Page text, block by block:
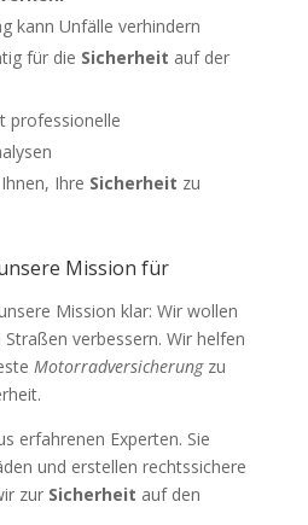
kann Unfälle verhindern
für die Sicherheit auf der
professionelle
Ihre Sicherheit zu
Mission für
Mission klar: Wir wollen
Straßen verbessern. Wir helfen
Motorradversicherungzu
erfahrenen Experten. Sie
und erstellen rechtssichere
zur Sicherheit auf den